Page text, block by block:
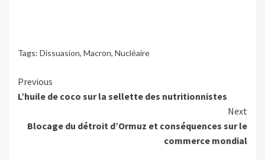
Tags: Dissuasion, Macron, Nucléaire
Continue
Reading
Previous
L’huile de coco sur la sellette des nutritionnistes
Next
Blocage du détroit d’Ormuz et conséquences sur le
commerce mondial